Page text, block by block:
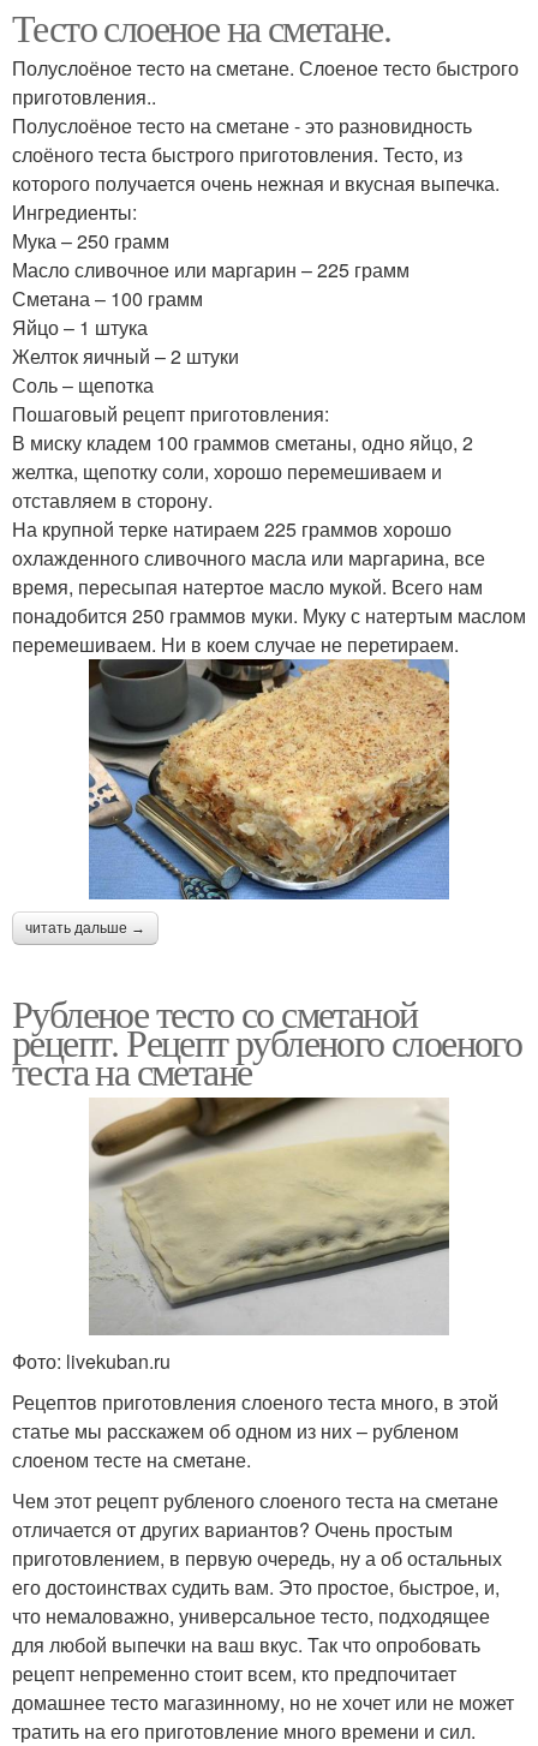
Тесто слоеное на сметане.
Полуслоёное тесто на сметане. Слоеное тесто быстрого
приготовления..
Полуслоёное тесто на сметане - это разновидность
слоёного теста быстрого приготовления. Тесто, из
которого получается очень нежная и вкусная выпечка.
Ингредиенты:
Мука – 250 грамм
Масло сливочное или маргарин – 225 грамм
Сметана – 100 грамм
Яйцо – 1 штука
Желток яичный – 2 штуки
Соль – щепотка
Пошаговый рецепт приготовления:
В миску кладем 100 граммов сметаны, одно яйцо, 2
желтка, щепотку соли, хорошо перемешиваем и
отставляем в сторону.
На крупной терке натираем 225 граммов хорошо
охлажденного сливочного масла или маргарина, все
время, пересыпая натертое масло мукой. Всего нам
понадобится 250 граммов муки. Муку с натертым маслом
перемешиваем. Ни в коем случае не перетираем.
читать дальше →
Рубленое тесто со сметаной
рецепт. Рецепт рубленого слоеного
теста на сметане
Фото: livekuban.ru
Рецептов приготовления слоеного теста много, в этой
статье мы расскажем об одном из них – рубленом
слоеном тесте на сметане.
Чем этот рецепт рубленого слоеного теста на сметане
отличается от других вариантов? Очень простым
приготовлением, в первую очередь, ну а об остальных
его достоинствах судить вам. Это простое, быстрое, и,
что немаловажно, универсальное тесто, подходящее
для любой выпечки на ваш вкус. Так что опробовать
рецепт непременно стоит всем, кто предпочитает
домашнее тесто магазинному, но не хочет или не может
тратить на его приготовление много времени и сил.